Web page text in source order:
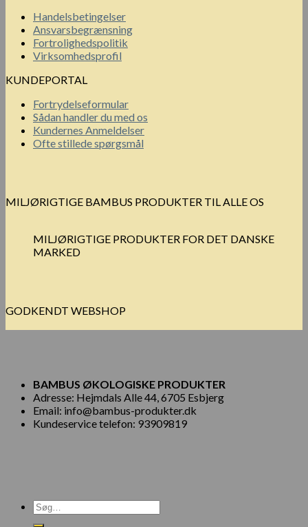
Handelsbetingelser
Ansvarsbegrænsning
Fortrolighedspolitik
Virksomhedsprofil
KUNDEPORTAL
Fortrydelseformular
Sådan handler du med os
Kundernes Anmeldelser
Ofte stillede spørgsmål
MILJØRIGTIGE BAMBUS PRODUKTER TIL ALLE OS
MILJØRIGTIGE PRODUKTER FOR DET DANSKE
MARKED
GODKENDT WEBSHOP
BAMBUS ØKOLOGISKE PRODUKTER
Adresse: Hejmdals Alle 44, 6705 Esbjerg
Email: info@bambus-produkter.dk
Kundeservice telefon: 93909819
Søg
efter: